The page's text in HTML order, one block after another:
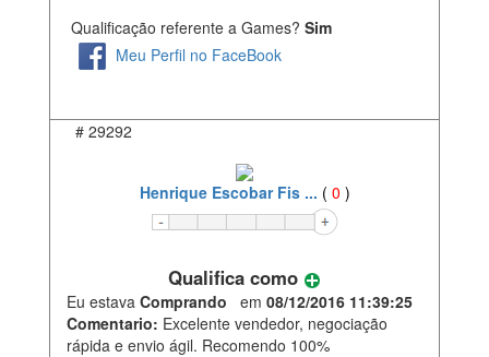
Qualificação referente a Games? Sim
Meu Perfil no FaceBook
# 29292
Henrique Escobar Fis ... ( 0 )
Qualifica como
Eu estava Comprando em 08/12/2016 11:39:25
Comentario: Excelente vendedor, negociação
rápida e envio ágil. Recomendo 100%